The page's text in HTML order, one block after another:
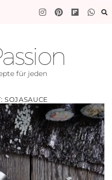
für jeden
SOJASAUCE